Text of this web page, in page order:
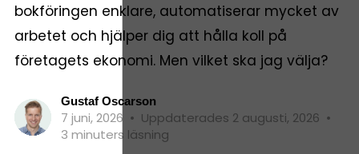
bokföringen enklare, automatiserar mycket av
arbetet och hjälper dig att hålla koll på
företagets ekonomi. Men vilket ska jag välja?
Gustaf Oscarson
7 juni, 2026 • Uppdaterades 2 augusti, 2026 •
3 minuters läsning